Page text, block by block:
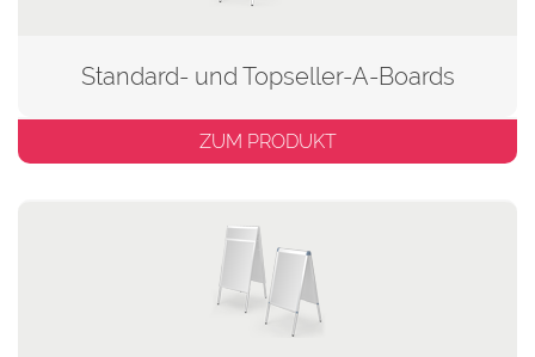
Standard- und Topseller-A-Boards
ZUM PRODUKT